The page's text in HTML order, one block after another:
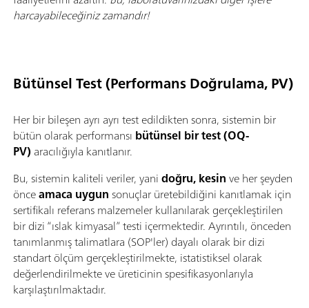
harcayabileceğiniz zamandır!
Bütünsel Test (Performans Doğrulama, PV)
Her bir bileşen ayrı ayrı test edildikten sonra, sistemin bir
bütün olarak performansı bütünsel bir test (OQ-
PV) aracılığıyla kanıtlanır.
Bu, sistemin kaliteli veriler, yanidoğru, kesinve her şeyden
önceamaca uygunsonuçlar üretebildiğini kanıtlamak için
sertifikalı referans malzemeler kullanılarak gerçekleştirilen
bir dizi “ıslak kimyasal” testi içermektedir. Ayrıntılı, önceden
tanımlanmış talimatlara (SOP'ler) dayalı olarak bir dizi
standart ölçüm gerçekleştirilmekte, istatistiksel olarak
değerlendirilmekte ve üreticinin spesifikasyonlarıyla
karşılaştırılmaktadır.